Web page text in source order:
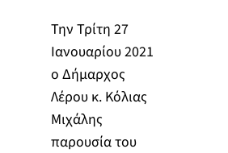
Την Τρίτη 27
Ιανουαρίου 2021
ο Δήμαρχος
Λέρου κ. Κόλιας
Μιχάλης
παρουσία του